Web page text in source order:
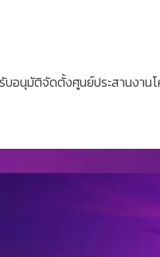
อนุมัติจัดตั้งศูนย์ประสานงาน